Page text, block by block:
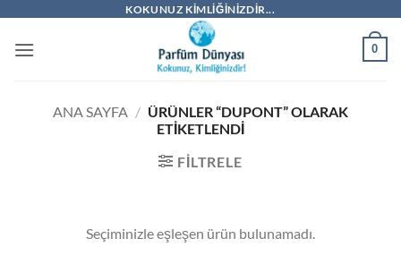
KOKUNUZ KIMLIĞINIZDIR...
0
ANA SAYFA / ÜRÜNLER “DUPONT” OLARAK
ETIKETLENDI
FILTRELE
Seçiminizle eşleşen ürün bulunamadı.